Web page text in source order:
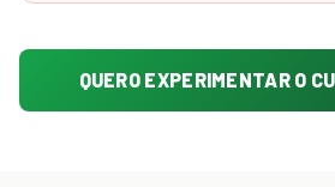
QUERO EXPERIMENTAR O